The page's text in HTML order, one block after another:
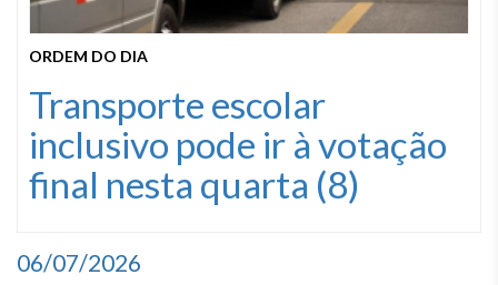
ORDEM DO DIA
Transporte escolar
inclusivo pode ir à votação
final nesta quarta (8)
06/07/2026